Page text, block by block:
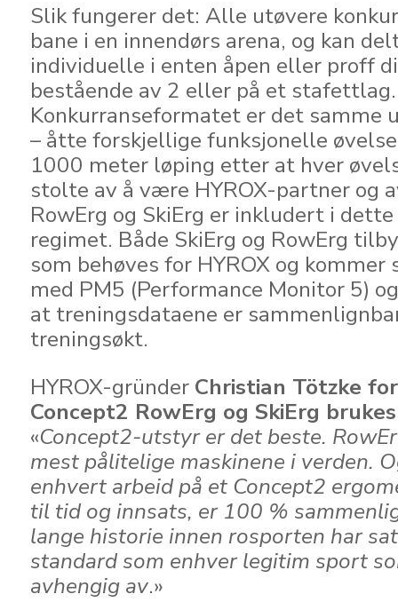
Slik fungerer det: Alle utøvere
bane i en innendørs arena, og kan
individuelle i enten åpen eller proff
bestående av 2 eller på et stafettlag.
Konkurranseformatet er det samme
– åtte forskjellige funksjonelle
1000 meter løping etter at hver
stolte av å være HYROX-partner og
RowErg og SkiErg er inkludert i
regimet. Både SkiErg og RowErg
som behøves for HYROX og kommer
med PM5 (Performance Monitor 5)
at treningsdataene er
treningsøkt.
HYROX-gründer Christian Tötzke
Concept2 RowErg og SkiErg
«Concept2-utstyr er det beste.
mest pålitelige maskinene i verden.
enhvert arbeid på et Concept2
til tid og innsats, er 100 %
lange historie innen rosporten har
standard som enhver legitim sport
avhengig av.»